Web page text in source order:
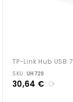
SKU: UH720
30,64 €